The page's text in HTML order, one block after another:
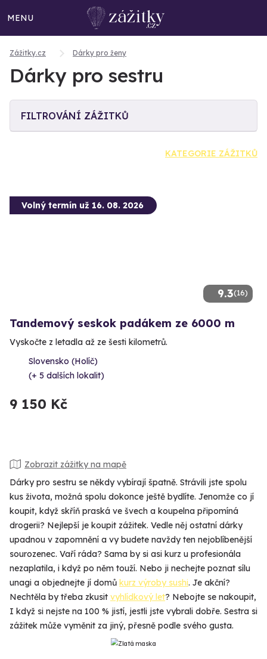
MENU
Zážitky.cz Dárky pro ženy
Dárky pro sestru
FILTROVÁNÍ ZÁŽITKŮ
KATEGORIE ZÁŽITKŮ
9.3(16)
Volný termín už 16. 08. 2026
Tandemový seskok padákem ze 6000 m
Vyskočte z letadla až ze šesti kilometrů.
Slovensko (Holíč)
(+ 5 dalších lokalit)
9 150 Kč
Zobrazit zážitky na mapě
Dárky pro sestru se někdy vybírají špatně. Strávili jste spolu
kus života, možná spolu dokonce ještě bydlíte. Jenomže co jí
koupit, když skříň praská ve švech a koupelna připomíná
drogerii? Nejlepší je koupit zážitek. Vedle něj ostatní dárky
upadnou v zapomnění a vy budete navždy ten nejoblíbenější
sourozenec. Vaří ráda? Sama by si asi kurz u profesionála
nezaplatila, i když po něm touží. Nebo ji nechejte poznat sílu
unagi a objednejte jí domů kurz výroby sushi. Je akční?
Nechtěla by třeba zkusit vyhlídkový let? Nebojte se nakoupit,
I když si nejste na 100 % jistí, jestli jste vybrali dobře. Sestra si
zážitek může vyměnit za jiný, přesně podle svého gusta.